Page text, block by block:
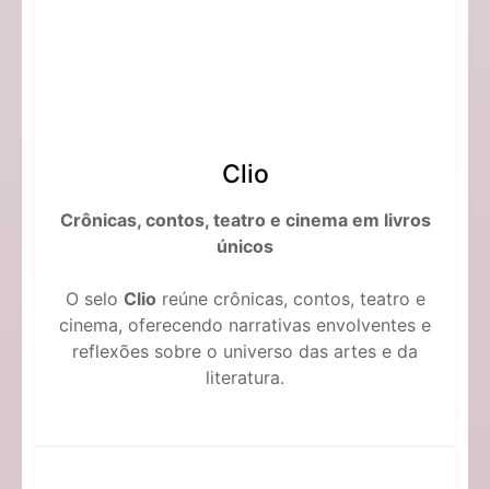
Clio
Crônicas, contos, teatro e cinema em livros
únicos
O selo Clio reúne crônicas, contos, teatro e
cinema, oferecendo narrativas envolventes e
reflexões sobre o universo das artes e da
literatura.